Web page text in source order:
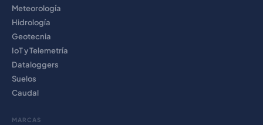
Meteorología
Hidrología
Geotecnia
IoT y Telemetría
Dataloggers
Suelos
Caudal
MARCAS